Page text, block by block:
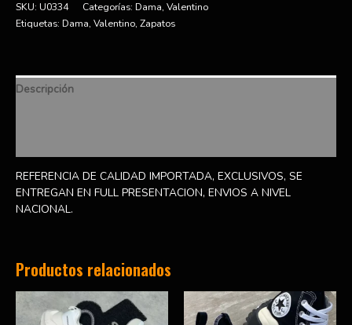
SKU: U0334 Categorías: Dama, Valentino
Etiquetas: Dama, Valentino, Zapatos
Descripción
REFERENCIA DE CALIDAD IMPORTADA, EXCLUSIVOS, SE
ENTREGAN EN FULL PRESENTACION, ENVIOS A NIVEL
NACIONAL.
Productos relacionados